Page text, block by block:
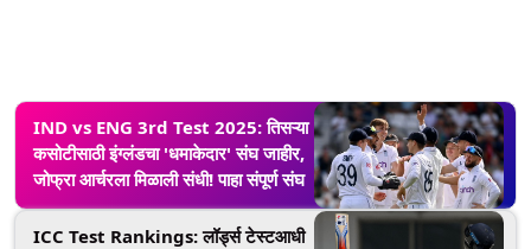
IND vs ENG 3rd Test 2025: तिसऱ्या
कसोटीसाठी इंग्लंडचा 'धमाकेदार' संघ जाहीर,
जोफ्रा आर्चरला मिळाली संधी! पाहा संपूर्ण संघ
ICC Test Rankings: लॉर्ड्स टेस्टआधी